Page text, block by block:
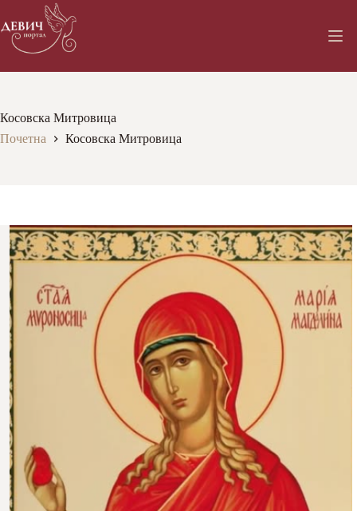
to
content
Косовска Митровица
Почетна
Косовска Митровица